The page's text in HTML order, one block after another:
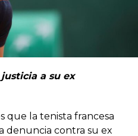
a su ex
que la tenista francesa
denuncia contra su ex